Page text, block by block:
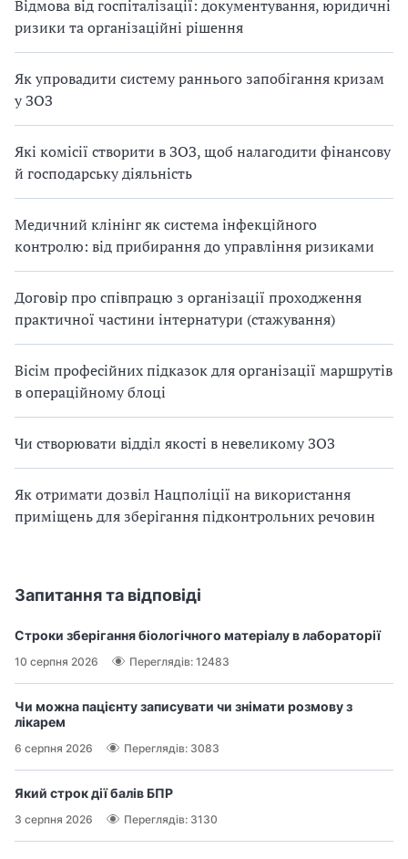
Відмова від госпіталізації: документування, юридичні
ризики та організаційні рішення
Як упровадити систему раннього запобігання кризам
у ЗОЗ
Які комісії створити в ЗОЗ, щоб налагодити фінансову
й господарську діяльність
Медичний клінінг як система інфекційного
контролю: від прибирання до управління ризиками
Договір про співпрацю з організації проходження
практичної частини інтернатури (стажування)
Вісім професійних підказок для організації маршрутів
в операційному блоці
Чи створювати відділ якості в невеликому ЗОЗ
Як отримати дозвіл Нацполіції на використання
приміщень для зберігання підконтрольних речовин
Запитання та відповіді
Строки зберігання біологічного матеріалу в лабораторії
10 серпня 2026 Переглядів: 12483
Чи можна пацієнту записувати чи знімати розмову з
лікарем
6 серпня 2026 Переглядів: 3083
Який строк дії балів БПР
3 серпня 2026 Переглядів: 3130